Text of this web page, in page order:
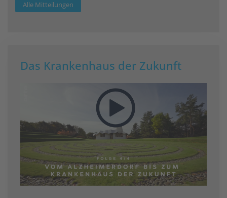
Alle Mitteilungen
Das Krankenhaus der Zukunft